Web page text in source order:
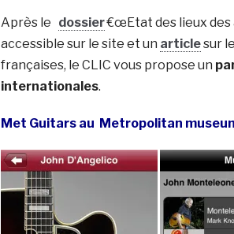
Après le dossier€œEtat des lieux des
accessible sur le site et un articlesur
françaises, le CLIC vous propose un
internationales.
Met Guitars au Metropolitan